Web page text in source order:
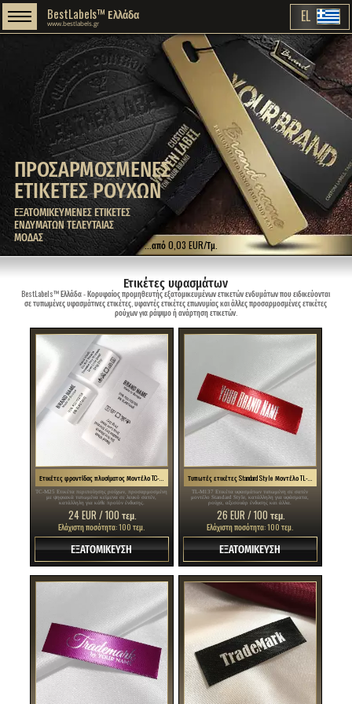
ΠΡΟΣΑΡΜΟΣΜΕΝΕΣ
ΕΤΙΚΕΤΕΣ ΡΟΥΧΩΝ
ΕΞΑΤΟΜΙΚΕΥΜΕΝΕΣ ΕΤΙΚΕΤΕΣ
ΕΝΔΥΜΑΤΩΝ ΤΕΛΕΥΤΑΙΑΣ
ΜΟΔΑΣ
BestLabels™ Ελλάδα
www.bestlabels.gr EL
...από 0,03 EUR/Τμ.
Ετικέτες υφασμάτων
BestLabels™ Ελλάδα - Κορυφαίος προμηθευτής εξατομικευμένων ετικετών ενδυμάτων που ειδικεύονται
σε τυπωμένες υφασμάτινες ετικέτες, υφαντές ετικέτες επωνυμίας και άλλες προσαρμοσμένες ετικέτες
ρούχων για ράψιμο ή ανάρτηση ετικετών.
TC-M25 Ετικέτα περιποίησης ρούχων, προσαρμοσμένη
με ψηφιακά τυπωμένα κείμενα σε λευκό σατέν,
κατάλληλη για κάθε προϊόν ένδυσης.
24 EUR / 100 τεμ.
Ελάχιστη ποσότητα: 100 τεμ.
ΕΞΑΤΟΜΙΚΕΥΣΗ
TL-M137 Ετικέτα υφασμάτων τυπωμένη σε σατέν
μοντέλο Standard Style, κατάλληλη για υφάσματα,
ρούχα, αξεσουάρ ένδυσης και άλλα.
26 EUR / 100 τεμ.
Ελάχιστη ποσότητα: 100 τεμ.
ΕΞΑΤΟΜΙΚΕΥΣΗ